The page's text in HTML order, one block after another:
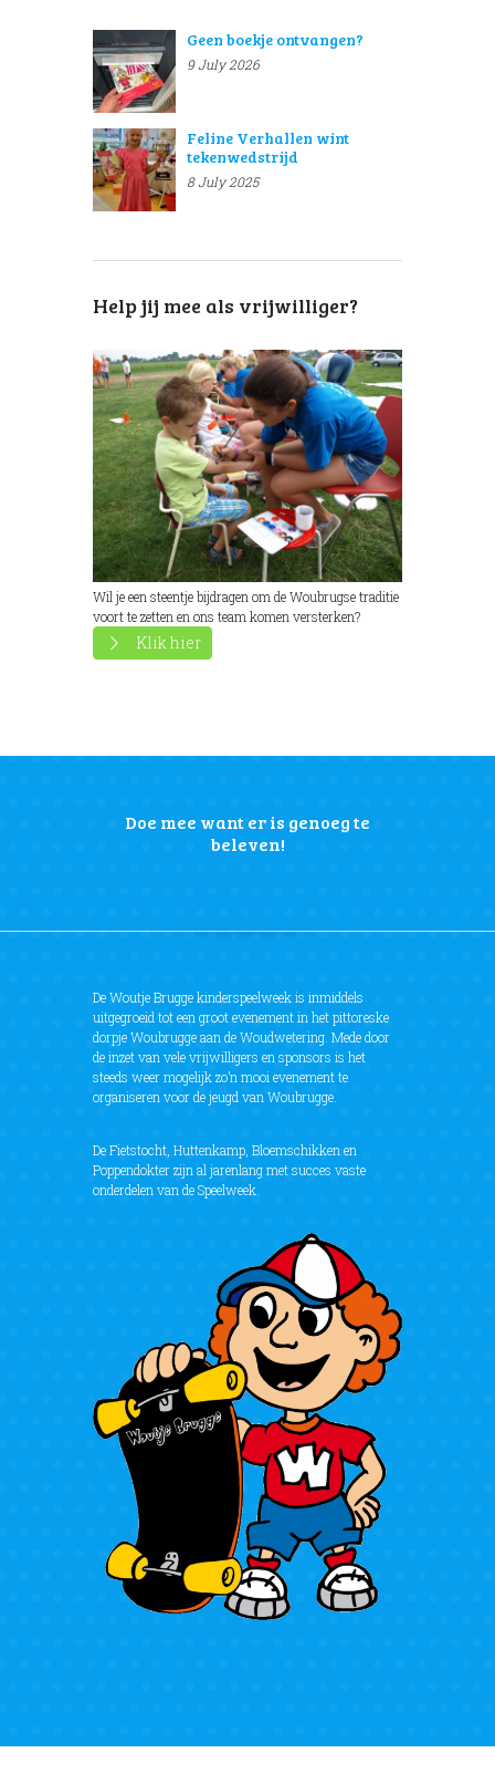
Geen boekje ontvangen?
9 July 2026
Feline Verhallen wint
tekenwedstrijd
8 July 2025
Help jij mee als vrijwilliger?
Wil je een steentje bijdragen om de Woubrugse traditie
voort te zetten en ons team komen versterken?
Klik hier
Doe mee want er is genoeg te
beleven!
De Woutje Brugge kinderspeelweek is inmiddels
uitgegroeid tot een groot evenement in het pittoreske
dorpje Woubrugge aan de Woudwetering. Mede door
de inzet van vele vrijwilligers en sponsors is het
steeds weer mogelijk zo’n mooi evenement te
organiseren voor de jeugd van Woubrugge.
De Fietstocht, Huttenkamp, Bloemschikken en
Poppendokter zijn al jarenlang met succes vaste
onderdelen van de Speelweek.